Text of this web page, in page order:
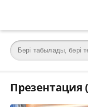
Презентация